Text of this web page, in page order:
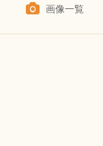
画像一覧